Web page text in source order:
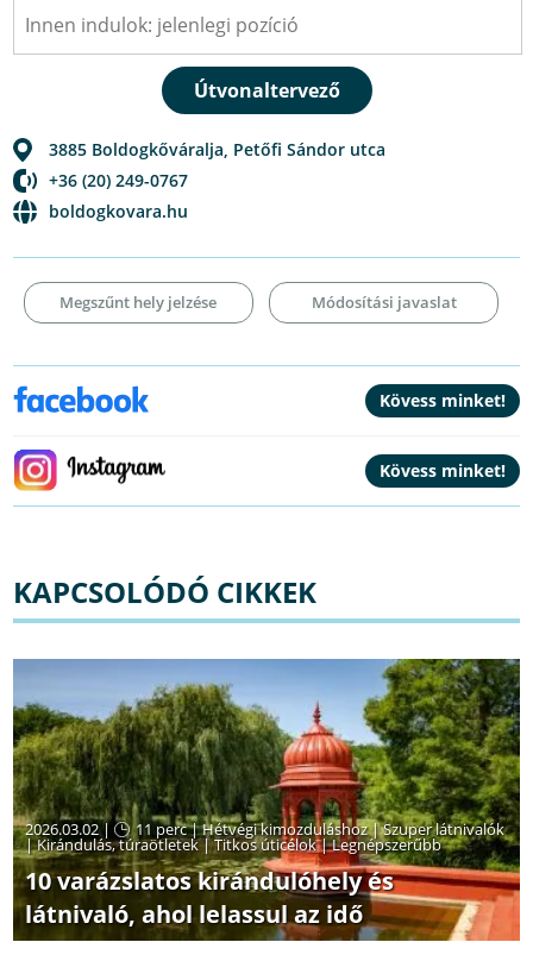
3885 Boldogkőváralja Petőfi Sándor utca
+36 (20) 249-0767
boldogkovara.hu
Megszűnt hely jelzése Módosítási javaslat
KAPCSOLÓDÓ CIKKEK
2026.03.02 | 11 perc|Hétvégi kimozduláshoz|Szuper látnivalók
|Kirándulás, túraötletek|Titkos úticélok|Legnépszerűbb
10 varázslatos kirándulóhely és
látnivaló, ahol lelassul az idő